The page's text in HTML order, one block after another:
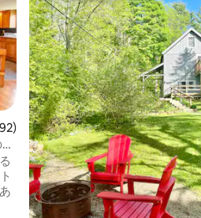
192件、5つ星中4.91つ星の平均評価